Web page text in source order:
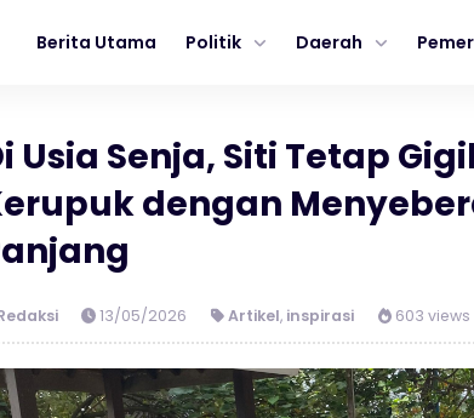
Berita Utama Politik Daerah
Usia Senja, Siti Tetap
dengan
13/05/2026 Artikel, inspirasi 603 views